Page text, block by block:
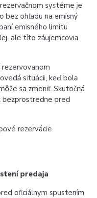
systéme je
bez ohľadu na emisný
emisného limitu
ale títo záujemcovia
situácii, keď bola
sa zmeniť. Skutočná
bezprostredne pred
rezervácie
predaja
oficiálnym spustením